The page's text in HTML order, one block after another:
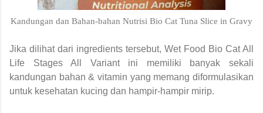
Kandungan dan Bahan-bahan Nutrisi Bio Cat Tuna Slice in Gravy
Jika dilihat dari ingredients tersebut, Wet Food Bio Cat All
Life Stages All Variantini memiliki banyak sekali
kandungan bahan & vitamin yang memang diformulasikan
untuk kesehatan kucing dan hampir-hampir mirip.